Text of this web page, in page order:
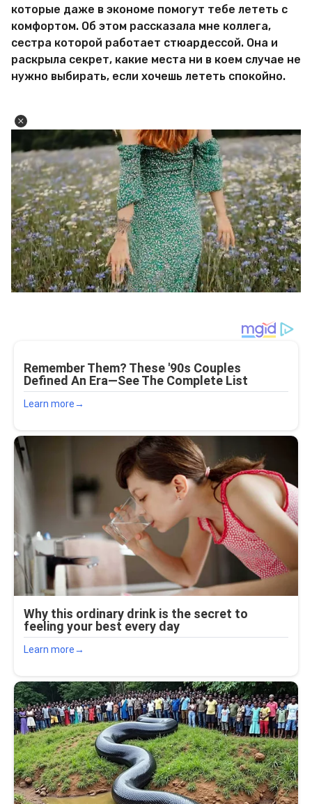
которые даже в экономе помогут тебе лететь с
комфортом. Об этом рассказала мне коллега,
сестра которой работает стюардессой. Она и
раскрыла секрет, какие места ни в коем случае не
нужно выбирать, если хочешь лететь спокойно.